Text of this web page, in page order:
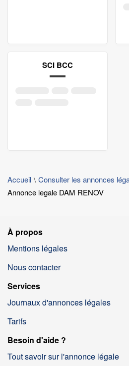
SCI BCC
Accueil Consulter les annonces
Annonce legale DAM RENOV
À propos
Mentions légales
Nous contacter
Services
Journaux d'annonces légales
Tarifs
Besoin d'aide ?
Tout savoir sur l'annonce légale